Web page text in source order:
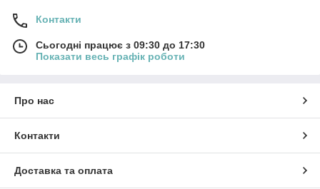
Контакти
Сьогодні працює з 09:30 до 17:30
Показати весь графік роботи
Про нас
Контакти
Доставка та оплата